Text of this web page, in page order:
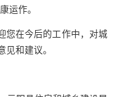
运作。
您在今后的工作中，对城
和建议。